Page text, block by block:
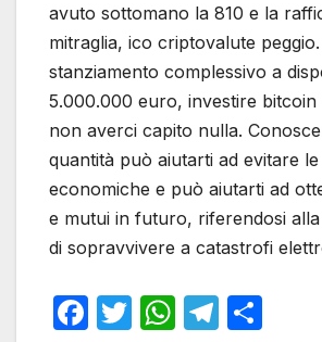
avuto sottomano la 810 e la
mitraglia, ico criptovalute
stanziamento complessivo a
5.000.000 euro, investire bitcoin
non averci capito nulla.
quantità può aiutarti ad evitare
economiche e può aiutarti ad
e mutui in futuro, riferendosi
di sopravvivere a catastrofi
F
T
W T